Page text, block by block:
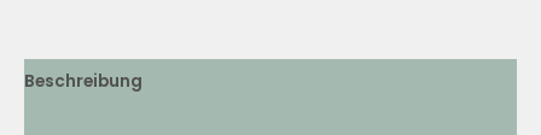
Menge
Beschreibung